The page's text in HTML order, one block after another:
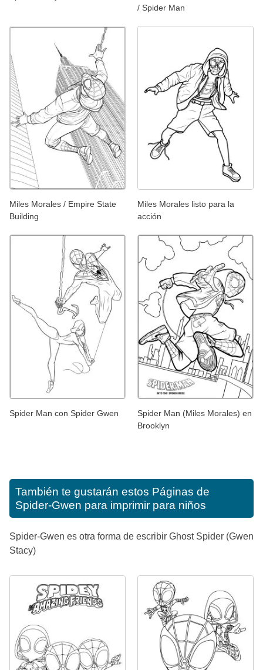
/ Spider Man
Miles Morales / Empire State
Building
Miles Morales listo para la
acción
Spider Man con Spider Gwen
Spider Man (Miles Morales) en
Brooklyn
También te gustarán estos Páginas de
Spider-Gwen para imprimir para niños
Spider-Gwen es otra forma de escribir Ghost Spider (Gwen
Stacy)